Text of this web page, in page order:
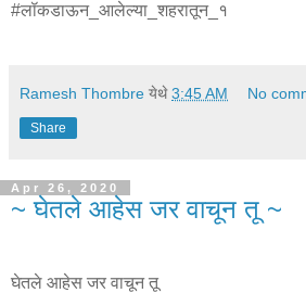
#लॉकडाऊन_आलेल्या_शहरातून_१
Ramesh Thombre येथे3:45 AM No
Share
Apr 26, 2020
~ घेतले आहेस जर वाचून तू ~
घेतले आहेस जर वाचून तू